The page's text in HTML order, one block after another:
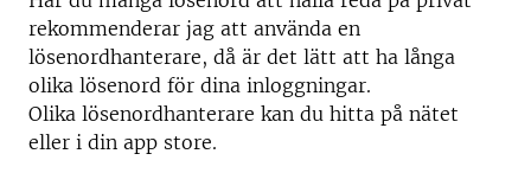
rekommenderar jag att använda en
lösenordhanterare, då är det lätt att ha långa
olika lösenord för dina inloggningar.
Olika lösenordhanterare kan du hitta på nätet
eller i din app store.